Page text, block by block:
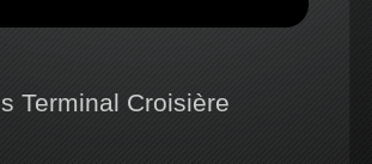
Terminal Croisière